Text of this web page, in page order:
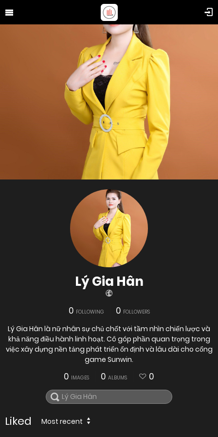
Lý Gia Hân
0 FOLLOWING 0 FOLLOWERS
Lý Gia Hân là nữ nhân sự chủ chốt với tầm nhìn chiến lược và
khả năng điều hành linh hoạt. Cô góp phần quan trọng trong
việc xây dựng nền tảng phát triển ổn định và lâu dài cho cổng
game Sunwin.
0 IMAGES 0 ALBUMS 0
Liked Most recent